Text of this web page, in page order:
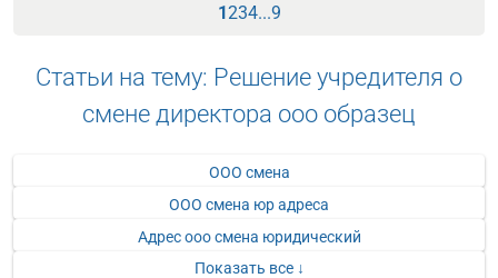
1234...9
Статьи на тему: Решение учредителя о
смене директора ооо образец
ООО смена
ООО смена юр адреса
Адрес ооо смена юридический
Показать все ↓